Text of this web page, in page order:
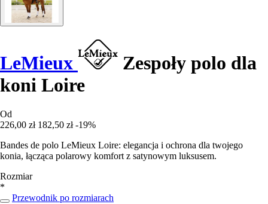
LeMieux
Zespoły polo dla
koni Loire
Od
226,00 zł 182,50 zł -19%
Bandes de polo LeMieux Loire: elegancja i ochrona dla twojego
konia, łącząca polarowy komfort z satynowym luksusem.
Rozmiar
*
Przewodnik po rozmiarach